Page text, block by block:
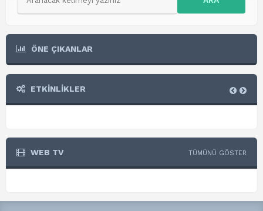
ÖNE ÇIKANLAR
ETKİNLİKLER
WEB TV TÜMÜNÜ GÖSTER